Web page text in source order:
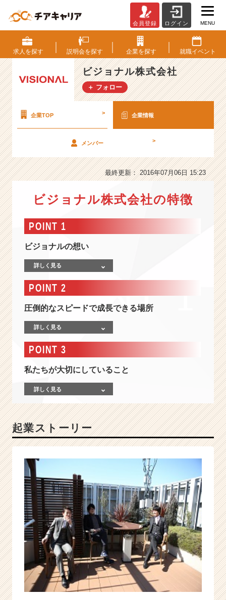
ジ
ョ
ナ
ル
株
式
会
社
１
後
分
が
楽
し
に
な
◎
倒
的
成
し
働
く」
は
両
で
き
る！
|
会員登録 ログイン MENU
求人を探す 説明会を探す 企業を探す 就職イベント
ビジョナル株式会社
＋ フォロー
企業TOP > 企業情報
メンバー >
最終更新： 2016年07月06日 15:23
ビジョナル株式会社の特徴
POINT 1
ビジョナルの想い
詳しく見る
POINT 2
圧倒的なスピードで成長できる場所
詳しく見る
POINT 3
私たちが大切にしていること
詳しく見る
起業ストーリー